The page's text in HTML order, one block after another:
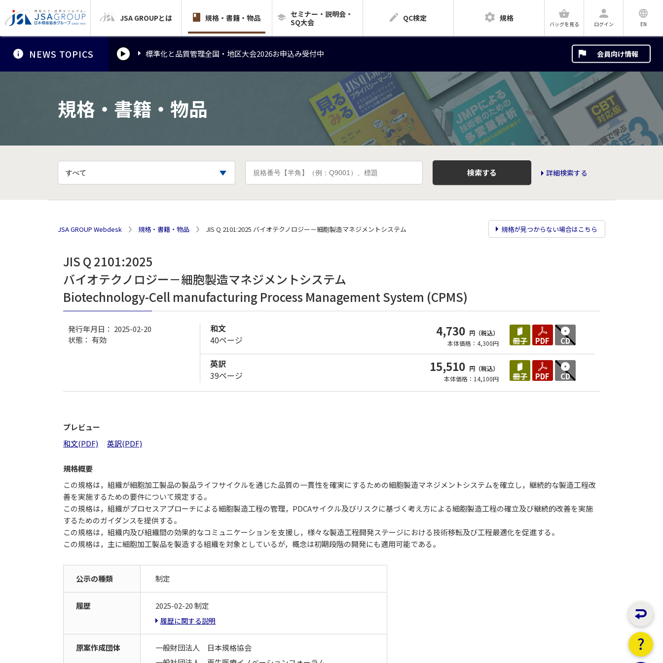
JSA GROUPとは 規格・書籍・物品
セミナー・説明会・
SQ大会
QC検定 規格
バッグを見る ログイン EN
NEWS TOPICS
標準化と品質管理全国・地区大会2026お申込み受付中
標準化と品質管理全国・地区大会2026お申込み受付中
標準化と品質管理全国・地区大会2026お申込み受付中
会員向け情報
規格・書籍・物品
検索する 詳細検索する
JSA GROUP Webdesk 規格・書籍・物品 JIS Q 2101:2025 バイオテクノロジー－細胞製造マネジメントシステム 規格が見つからない場合はこちら
JIS Q 2101:2025
バイオテクノロジー－細胞製造マネジメントシステム
Biotechnology-Cell manufacturing Process Management System (CPMS)
発行年月日： 2025-02-20
状態：有効
和文
40ページ
4,730 円（税込）
本体価格：4,300円
冊子 PDF CD
英訳
39ページ
15,510 円（税込）
本体価格：14,100円
冊子 PDF CD
プレビュー
和文(PDF)
英訳(PDF)
規格概要
この規格は，組織が細胞加工製品の製品ライフサイクルを通じた品質の一貫性を確実にするための細胞製造マネジメントシステムを確立し，継続的な製造工程改
善を実施するための要件について規定する。
この規格は，組織がプロセスアプローチによる細胞製造工程の管理，PDCAサイクル及びリスクに基づく考え方による細胞製造工程の確立及び継続的改善を実施
するためのガイダンスを提供する。
この規格は，組織内及び組織間の効果的なコミュニケーションを支援し，様々な製造工程開発ステージにおける技術移転及び工程最適化を促進する。
この規格は，主に細胞加工製品を製造する組織を対象としているが，概念は初期段階の開発にも適用可能である。
公示の種類 制定
履歴 2025-02-20 制定
履歴に関する説明
原案作成団体
一般財団法人 日本規格協会